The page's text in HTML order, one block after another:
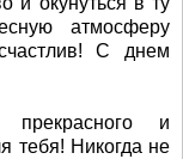
атмосферу
С днем
и
тебя! Никогда не